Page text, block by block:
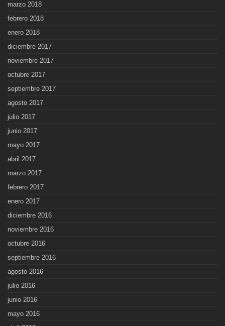
marzo 2018
febrero 2018
enero 2018
diciembre 2017
noviembre 2017
octubre 2017
septiembre 2017
agosto 2017
julio 2017
junio 2017
mayo 2017
abril 2017
marzo 2017
febrero 2017
enero 2017
diciembre 2016
noviembre 2016
octubre 2016
septiembre 2016
agosto 2016
julio 2016
junio 2016
mayo 2016